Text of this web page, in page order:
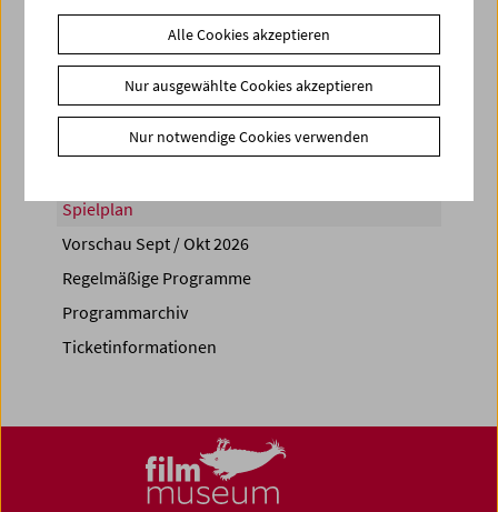
Share on
Spielplan
Vorschau Sept / Okt 2026
Regelmäßige Programme
Programmarchiv
Ticketinformationen
Alle Cookies akzeptieren
Nur ausgewählte Cookies akzeptieren
Nur notwendige Cookies verwenden